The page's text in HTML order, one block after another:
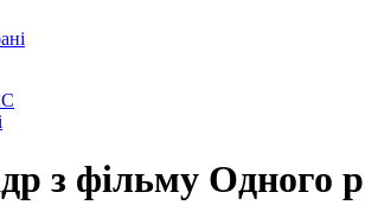
з фільму Одного